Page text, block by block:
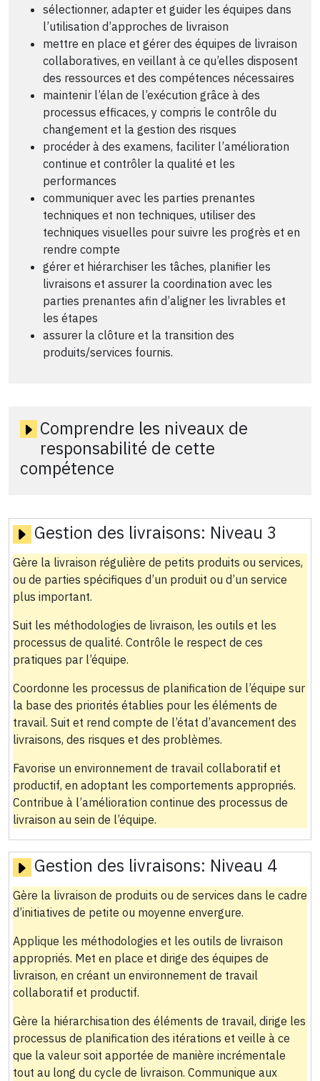
sélectionner, adapter et guider les équipes dans
l’utilisation d’approches de livraison
mettre en place et gérer des équipes de livraison
collaboratives, en veillant à ce qu’elles disposent
des ressources et des compétences nécessaires
maintenir l’élan de l’exécution grâce à des
processus efficaces, y compris le contrôle du
changement et la gestion des risques
procéder à des examens, faciliter l’amélioration
continue et contrôler la qualité et les
performances
communiquer avec les parties prenantes
techniques et non techniques, utiliser des
techniques visuelles pour suivre les progrès et en
rendre compte
gérer et hiérarchiser les tâches, planifier les
livraisons et assurer la coordination avec les
parties prenantes afin d’aligner les livrables et
les étapes
assurer la clôture et la transition des
produits/services fournis.
Comprendre les niveaux de
responsabilité de cette
compétence
Gestion des livraisons: Niveau 3
Gère la livraison régulière de petits produits ou services,
ou de parties spécifiques d’un produit ou d’un service
plus important.
Suit les méthodologies de livraison, les outils et les
processus de qualité. Contrôle le respect de ces
pratiques par l’équipe.
Coordonne les processus de planification de l’équipe sur
la base des priorités établies pour les éléments de
travail. Suit et rend compte de l’état d’avancement des
livraisons, des risques et des problèmes.
Favorise un environnement de travail collaboratif et
productif, en adoptant les comportements appropriés.
Contribue à l’amélioration continue des processus de
livraison au sein de l’équipe.
Gestion des livraisons: Niveau 4
Gère la livraison de produits ou de services dans le cadre
d’initiatives de petite ou moyenne envergure.
Applique les méthodologies et les outils de livraison
appropriés. Met en place et dirige des équipes de
livraison, en créant un environnement de travail
collaboratif et productif.
Gère la hiérarchisation des éléments de travail, dirige les
processus de planification des itérations et veille à ce
que la valeur soit apportée de manière incrémentale
tout au long du cycle de livraison. Communique aux